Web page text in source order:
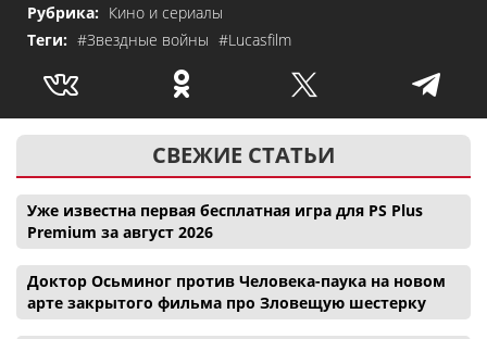
Рубрика: Кино и сериалы
Теги: #Звездные войны #Lucasfilm
СВЕЖИЕ СТАТЬИ
Уже известна первая бесплатная игра для PS Plus
Premium за август 2026
Доктор Осьминог против Человека-паука на новом
арте закрытого фильма про Зловещую шестерку